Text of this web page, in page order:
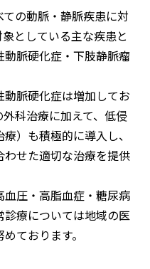
の動脈・静脈疾患に対
としている主な疾患と
動脈硬化症・下肢静脈瘤
脈硬化症は増加してお
科治療に加えて、低侵
）も積極的に導入し、
せた適切な治療を提供
血圧・高脂血症・糖尿病
療については地域の医
ております。